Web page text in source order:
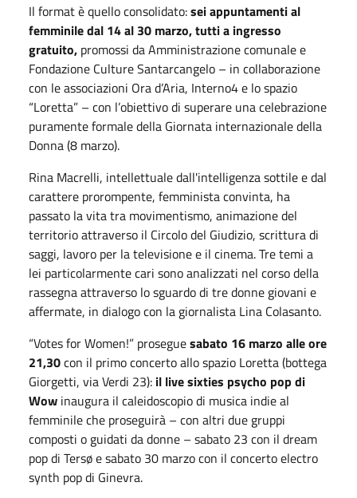
Il format è quello consolidato:sei appuntamenti al
femminile dal 14 al 30 marzo, tutti a ingresso
gratuito, promossi da Amministrazione comunale e
Fondazione Culture Santarcangelo – in collaborazione
con le associazioni Ora d’Aria, Interno4 e lo spazio
“Loretta” – con l’obiettivo di superare una celebrazione
puramente formale della Giornata internazionale della
Donna (8 marzo).
Rina Macrelli, intellettuale dall'intelligenza sottile e dal
carattere prorompente, femminista convinta, ha
passato la vita tra movimentismo, animazione del
territorio attraverso il Circolo del Giudizio, scrittura di
saggi, lavoro per la televisione e il cinema. Tre temi a
lei particolarmente cari sono analizzati nel corso della
rassegna attraverso lo sguardo di tre donne giovani e
affermate, in dialogo con la giornalista Lina Colasanto.
“Votes for Women!” proseguesabato 16 marzo alle ore
21,30con il primo concerto allo spazio Loretta (bottega
Giorgetti, via Verdi 23): il live sixties psycho pop di
Wow inaugura il caleidoscopio di musica indie al
femminile che proseguirà – con altri due gruppi
composti o guidati da donne – sabato 23 con il dream
pop di Tersø e sabato 30 marzo con il concerto electro
synth pop di Ginevra.